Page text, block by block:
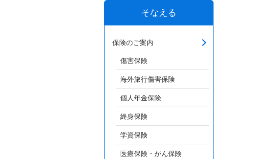
そなえる
保険のご案内
傷害保険
海外旅行傷害保険
個人年金保険
終身保険
学資保険
医療保険・がん保険